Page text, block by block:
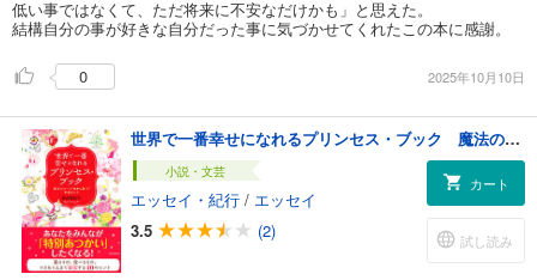
低い事ではなくて、ただ将来に不安なだけかも」と思えた。
結構自分の事が好きな自分だった事に気づかせてくれたこの本に感謝。
0 2025年10月10日
世界で一番幸せになれるプリンセス・ブック 魔法のルール「せかしあ」が幸運をよぶ
小説・文芸
エッセイ・紀行 / エッセイ
3.5
(2)
カート
試し読み